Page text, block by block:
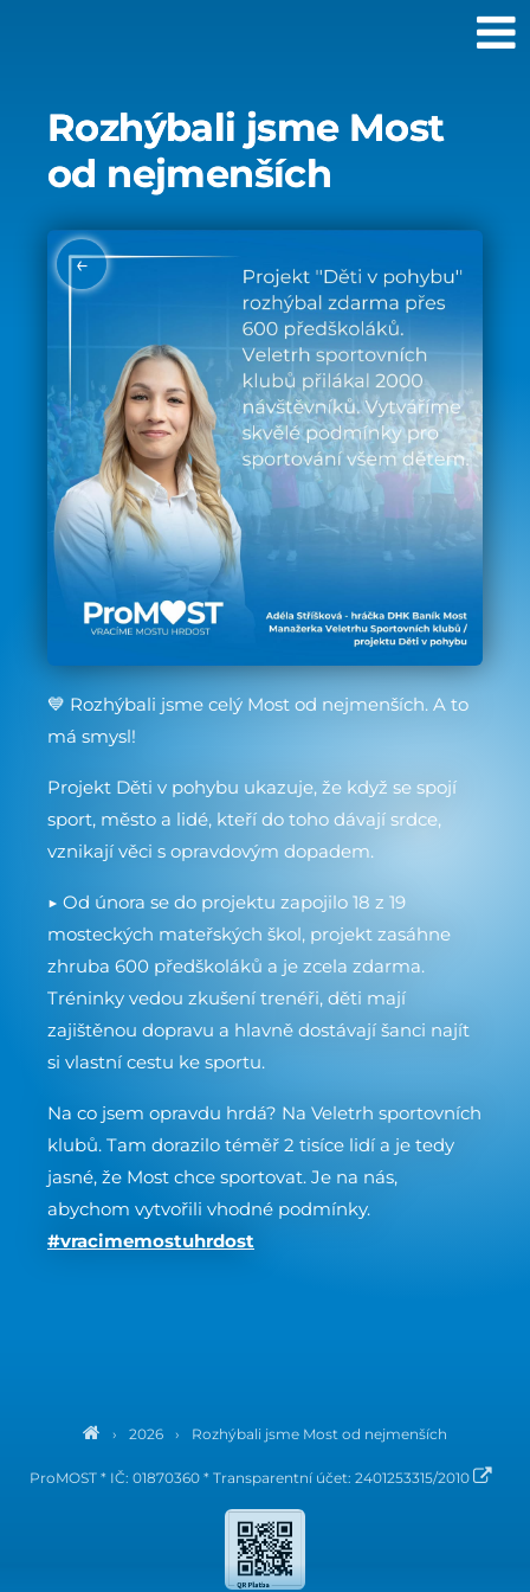
Rozhýbali jsme Most
od nejmenších
←
💙 Rozhýbali jsme celý Most od nejmenších. A to
má smysl!
Projekt Děti v pohybu ukazuje, že když se spojí
sport, město a lidé, kteří do toho dávají srdce,
vznikají věci s opravdovým dopadem.
▶ Od února se do projektu zapojilo 18 z 19
mosteckých mateřských škol, projekt zasáhne
zhruba 600 předškoláků a je zcela zdarma.
Tréninky vedou zkušení trenéři, děti mají
zajištěnou dopravu a hlavně dostávají šanci najít
si vlastní cestu ke sportu.
Na co jsem opravdu hrdá? Na Veletrh sportovních
klubů. Tam dorazilo téměř 2 tisíce lidí a je tedy
jasné, že Most chce sportovat. Je na nás,
abychom vytvořili vhodné podmínky.
#vracimemostuhrdost
› 2026 › Rozhýbali jsme Most od nejmenších
ProMOST * IČ: 01870360 * Transparentní účet: 2401253315/2010